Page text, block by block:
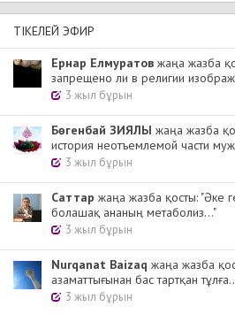
ТІКЕЛЕЙ ЭФИР
Ернар Елмуратов жаңа жазба
запрещено ли в религии
3 жыл бұрын
Бөгенбай ЗИЯЛЫ жаңа жазба
история неотъемлемой части
3 жыл бұрын
Cаттар жаңа жазба қосты: "Әке
болашақ ананың метаболиз..."
3 жыл бұрын
Nurqanat Baizaq жаңа жазба
азаматтығынан бас тартқан
3 жыл бұрын